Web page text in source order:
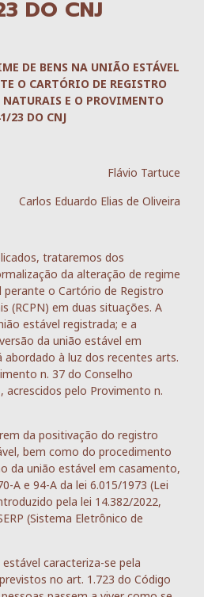
DO CNJ
DE BENS NA UNIÃO ESTÁVEL
O CARTÓRIO DE REGISTRO
NATURAIS E O PROVIMENTO
23 DO CNJ
Flávio Tartuce
Carlos Eduardo Elias de Oliveira
trataremos dos
da alteração de regime
perante o Cartório de Registro
(RCPN) em duas situações. A
estável registrada; e a
da união estável em
à luz dos recentes arts.
n. 37 do Conselho
acrescidos pelo Provimento n.
da positivação do registro
bem como do procedimento
da união estável em casamento,
A e 94-A da lei 6.015/1973 (Lei
pela lei 14.382/2022,
(Sistema Eletrônico de
caracteriza-se pela
no art. 1.723 do Código